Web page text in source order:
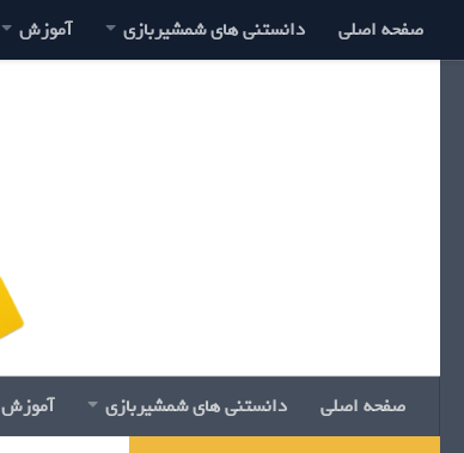
صفحه اصلی دانستنی های شمشیربازی آموزش
صفحه اصلی دانستنی های شمشیربازی آموزش